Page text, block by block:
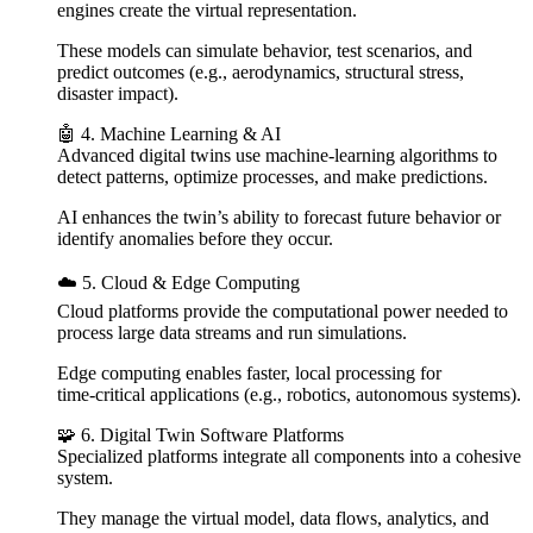
engines create the virtual representation.
These models can simulate behavior, test scenarios, and
predict outcomes (e.g., aerodynamics, structural stress,
disaster impact).
🤖 4. Machine Learning & AI
Advanced digital twins use machine‑learning algorithms to
detect patterns, optimize processes, and make predictions.
AI enhances the twin’s ability to forecast future behavior or
identify anomalies before they occur.
☁️ 5. Cloud & Edge Computing
Cloud platforms provide the computational power needed to
process large data streams and run simulations.
Edge computing enables faster, local processing for
time‑critical applications (e.g., robotics, autonomous systems).
🧩 6. Digital Twin Software Platforms
Specialized platforms integrate all components into a cohesive
system.
They manage the virtual model, data flows, analytics, and